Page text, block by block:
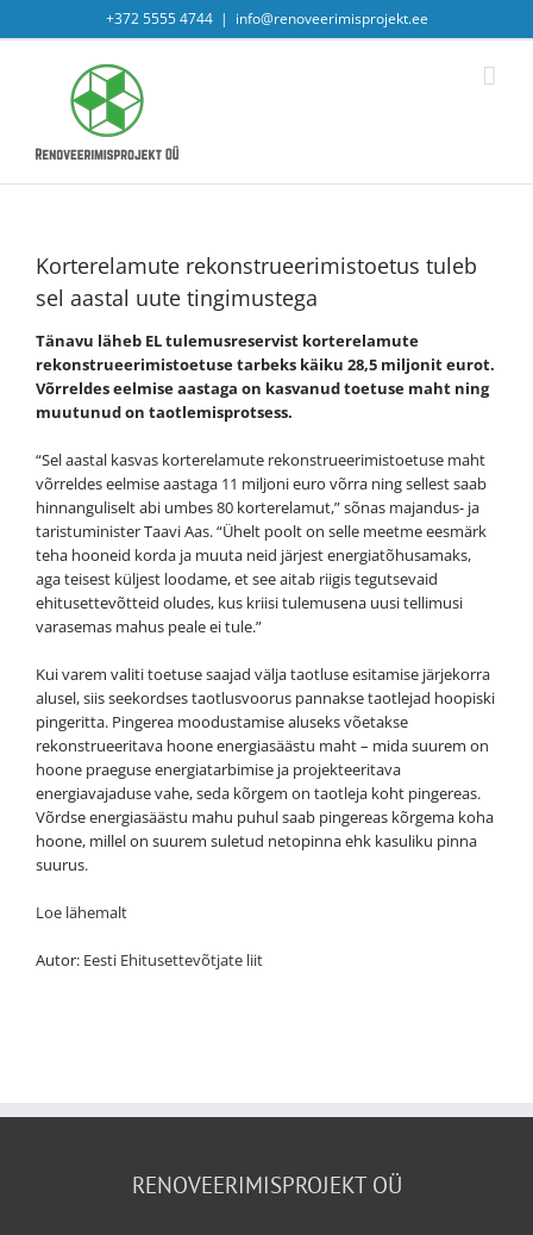
to
+372 5555 4744 | info@renoveerimisprojekt.ee
Korterelamute rekonstrueerimistoetus tuleb
sel aastal uute tingimustega
Tänavu läheb EL tulemusreservist korterelamute
rekonstrueerimistoetuse tarbeks käiku 28,5 miljonit eurot.
Võrreldes eelmise aastaga on kasvanud toetuse maht ning
muutunud on taotlemisprotsess.
“Sel aastal kasvas korterelamute rekonstrueerimistoetuse maht
võrreldes eelmise aastaga 11 miljoni euro võrra ning sellest saab
hinnanguliselt abi umbes 80 korterelamut,” sõnas majandus- ja
taristuminister Taavi Aas. “Ühelt poolt on selle meetme eesmärk
teha hooneid korda ja muuta neid järjest energiatõhusamaks,
aga teisest küljest loodame, et see aitab riigis tegutsevaid
ehitusettevõtteid oludes, kus kriisi tulemusena uusi tellimusi
varasemas mahus peale ei tule.”
Kui varem valiti toetuse saajad välja taotluse esitamise järjekorra
alusel, siis seekordses taotlusvoorus pannakse taotlejad hoopiski
pingeritta. Pingerea moodustamise aluseks võetakse
rekonstrueeritava hoone energiasäästu maht – mida suurem on
hoone praeguse energiatarbimise ja projekteeritava
energiavajaduse vahe, seda kõrgem on taotleja koht pingereas.
Võrdse energiasäästu mahu puhul saab pingereas kõrgema koha
hoone, millel on suurem suletud netopinna ehk kasuliku pinna
suurus.
Loe lähemalt
Autor: Eesti Ehitusettevõtjate liit
RENOVEERIMISPROJEKT OÜ